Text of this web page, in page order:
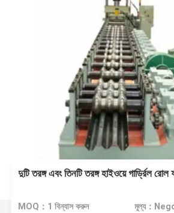
দুটি তরঙ্গ এবং তিনটি তরঙ্গ হাইওয়ে গার্ড্রিল রোল
MOQ：1 বিন্যাস করুন মূল্য：